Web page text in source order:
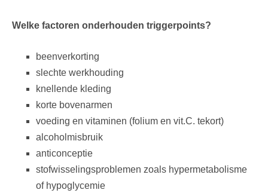
Welke factoren onderhouden triggerpoints?
beenverkorting
slechte werkhouding
knellende kleding
korte bovenarmen
voeding en vitaminen (folium en vit.C. tekort)
alcoholmisbruik
anticonceptie
stofwisselingsproblemen zoals hypermetabolisme
of hypoglycemie